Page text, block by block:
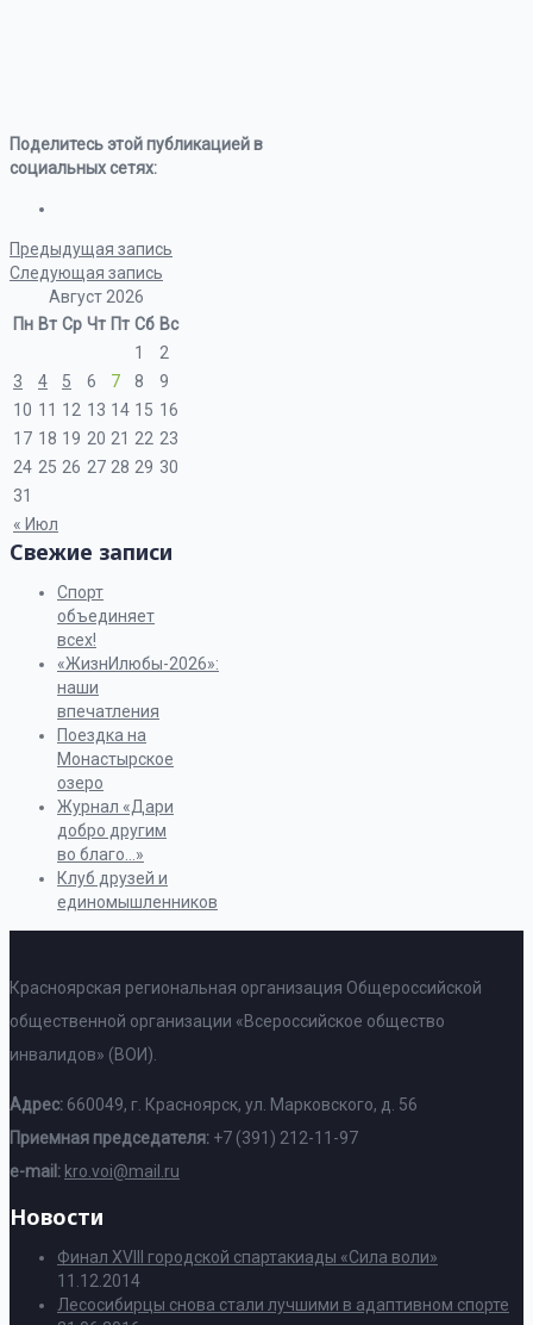
Поделитесь этой публикацией в
социальных сетях:
Предыдущая запись
Следующая запись
Август 2026
Пн Вт Ср Чт Пт Сб Вс
« Июл
1
2
3
4 5 6 7 8
9
10 11 12 13 14 15 16
17 18 19 20 21 22 23
24 25 26 27 28 29 30
31
Свежие записи
Спорт
объединяет
всех!
«ЖизнИлюбы-2026»:
наши
впечатления
Поездка на
Монастырское
озеро
Журнал «Дари
добро другим
во благо…»
Клуб друзей и
единомышленников
Красноярская региональная организация Общероссийской
общественной организации «Всероссийское общество
инвалидов» (ВОИ).
Адрес: 660049, г. Красноярск, ул. Марковского, д. 56
Приемная председателя: +7 (391) 212-11-97
e-mail: kro.voi@mail.ru
Новости
Финал XVIII городской спартакиады «Сила воли»
11.12.2014
Лесосибирцы снова стали лучшими в адаптивном спорте